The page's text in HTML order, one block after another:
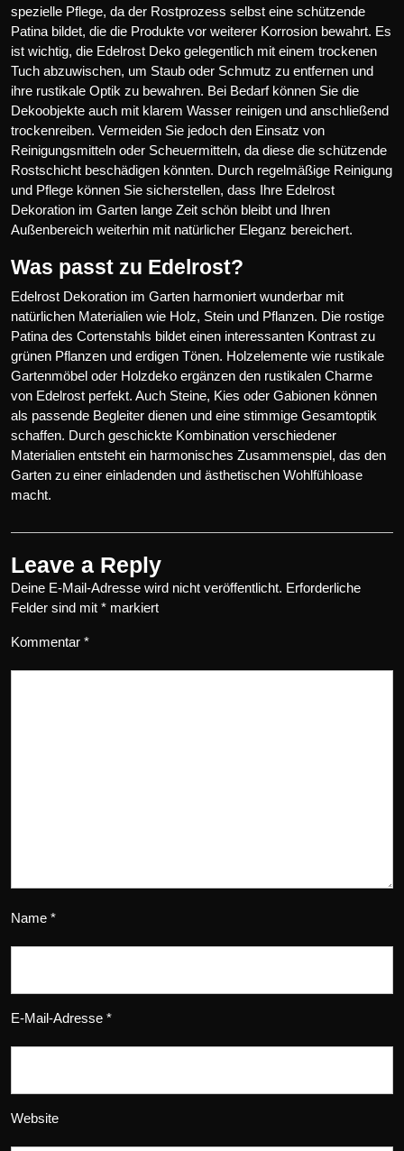
spezielle Pflege, da der Rostprozess selbst eine schützende
Patina bildet, die die Produkte vor weiterer Korrosion bewahrt. Es
ist wichtig, die Edelrost Deko gelegentlich mit einem trockenen
Tuch abzuwischen, um Staub oder Schmutz zu entfernen und
ihre rustikale Optik zu bewahren. Bei Bedarf können Sie die
Dekoobjekte auch mit klarem Wasser reinigen und anschließend
trockenreiben. Vermeiden Sie jedoch den Einsatz von
Reinigungsmitteln oder Scheuermitteln, da diese die schützende
Rostschicht beschädigen könnten. Durch regelmäßige Reinigung
und Pflege können Sie sicherstellen, dass Ihre Edelrost
Dekoration im Garten lange Zeit schön bleibt und Ihren
Außenbereich weiterhin mit natürlicher Eleganz bereichert.
Was passt zu Edelrost?
Edelrost Dekoration im Garten harmoniert wunderbar mit
natürlichen Materialien wie Holz, Stein und Pflanzen. Die rostige
Patina des Cortenstahls bildet einen interessanten Kontrast zu
grünen Pflanzen und erdigen Tönen. Holzelemente wie rustikale
Gartenmöbel oder Holzdeko ergänzen den rustikalen Charme
von Edelrost perfekt. Auch Steine, Kies oder Gabionen können
als passende Begleiter dienen und eine stimmige Gesamtoptik
schaffen. Durch geschickte Kombination verschiedener
Materialien entsteht ein harmonisches Zusammenspiel, das den
Garten zu einer einladenden und ästhetischen Wohlfühloase
macht.
Leave a Reply
Deine E-Mail-Adresse wird nicht veröffentlicht. Erforderliche
Felder sind mit * markiert
Kommentar *
Name *
E-Mail-Adresse *
Website